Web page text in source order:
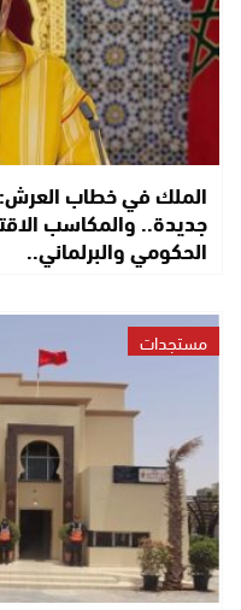
الملك في خطاب العرش:
جديدة.. والمكاسب
الحكومي والبرلماني..
مستجدات